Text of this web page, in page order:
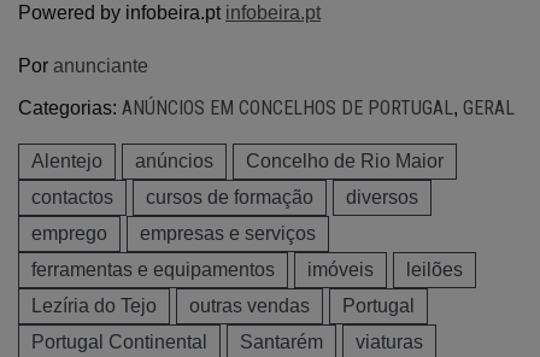
Powered by infobeira.pt infobeira.pt
Por anunciante
Categorias: ANÚNCIOS EM CONCELHOS DE PORTUGAL , GERAL
Alentejo anúncios
Concelho de Rio Maior
contactos
cursos de formação
diversos
emprego
empresas e serviços
ferramentas e equipamentos
imóveis
leilões
Lezíria do Tejo
outras vendas
Portugal
Portugal Continental
Santarém viaturas